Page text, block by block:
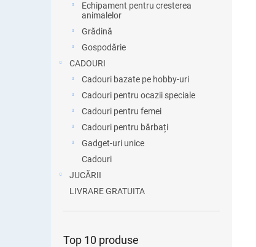
Echipament pentru cresterea
animalelor
Grădină
Gospodărie
CADOURI
Cadouri bazate pe hobby-uri
Cadouri pentru ocazii speciale
Cadouri pentru femei
Cadouri pentru bărbați
Gadget-uri unice
Cadouri
JUCĂRII
LIVRARE GRATUITA
Top 10 produse